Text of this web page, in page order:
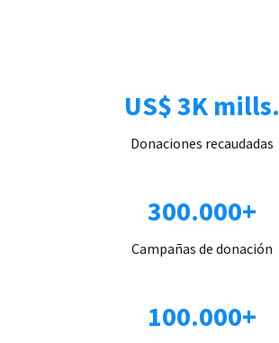
US$ 3K mills.
Donaciones recaudadas
300.000+
Campañas de donación
100.000+